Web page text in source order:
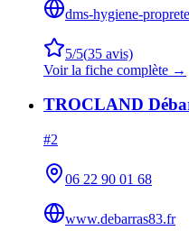
dms-hygiene-
5/5(35 avis)
Voir la fiche complète →
TROCLAND
#2
06 22 90 01 68
www.debarras83.fr